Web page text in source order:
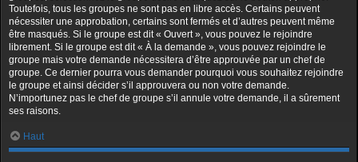
Toutefois, tous les groupes ne sont pas en libre accès. Certains peuvent
nécessiter une approbation, certains sont fermés et d’autres peuvent même
être masqués. Si le groupe est dit « Ouvert », vous pouvez le rejoindre
librement. Si le groupe est dit « À la demande », vous pouvez rejoindre le
groupe mais votre demande nécessitera d’être approuvée par un chef de
groupe. Ce dernier pourra vous demander pourquoi vous souhaitez rejoindre
le groupe et ainsi décider s’il approuvera ou non votre demande.
N’importunez pas le chef de groupe s’il annule votre demande, il a sûrement
ses raisons.
Haut